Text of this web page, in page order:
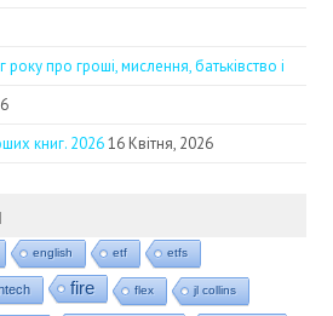
року про гроші, мислення, батьківство і
книг. 2026 16 Квітня, 2026
english etf etfs
fire flex jl collins